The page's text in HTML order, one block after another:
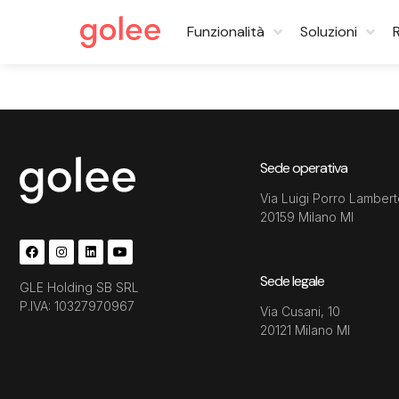
Funzionalità Soluzioni
GLE Holding SB SRL
P.IVA: 10327970967
Sede operativa
Via Luigi Porro
20159 Milano MI
Sede legale
Via Cusani, 10
20121 Milano MI